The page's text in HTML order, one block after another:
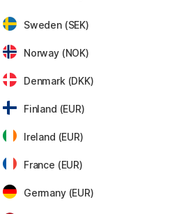
GREETING LIFE
Carte de vœux Poppy
Sweden (SEK)
Norway (NOK)
Denmark (DKK)
Finland (EUR)
Ireland (EUR)
France (EUR)
Germany (EUR)